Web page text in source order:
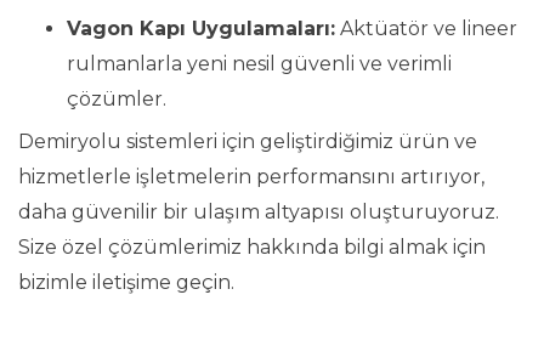
Vagon Kapı Uygulamaları: Aktüatör ve lineer
rulmanlarla yeni nesil güvenli ve verimli
çözümler.
Demiryolu sistemleri için geliştirdiğimiz ürün ve
hizmetlerle işletmelerin performansını artırıyor,
daha güvenilir bir ulaşım altyapısı oluşturuyoruz.
Size özel çözümlerimiz hakkında bilgi almak için
bizimle iletişime geçin.